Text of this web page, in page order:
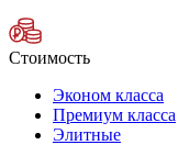
Стоимость
Эконом класса
Премиум класса
Элитные